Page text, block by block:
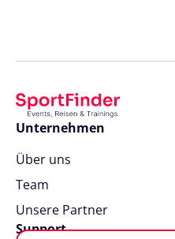
Unternehmen
Über uns
Team
Unsere Partner
Support